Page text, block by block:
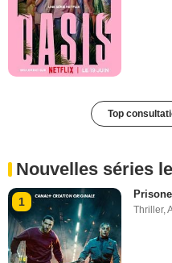
Top
Nouvelles séries
1
Thriller,